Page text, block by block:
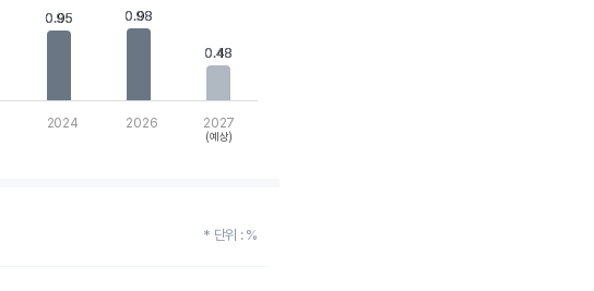
0.95
0.95 0.98
0.98
0.48
0.48
2024 2026 2027
(예상)
* 단위 : %